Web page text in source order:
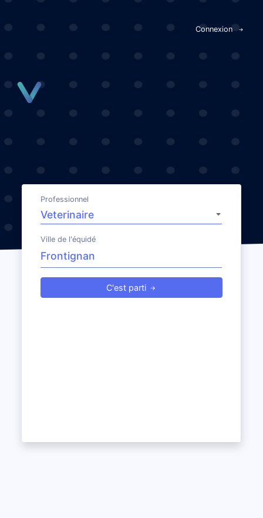
Connexion
Professionnel
Ville de l'équidé
C'est parti